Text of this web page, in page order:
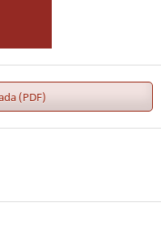
(PDF)